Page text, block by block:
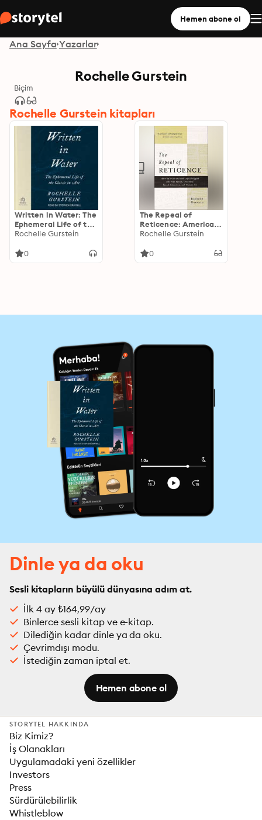
Hemen abone ol
Ana Sayfa Yazarlar
Rochelle Gurstein
Biçim
Rochelle Gurstein kitapları
Written in Water: The
Ephemeral Life of the
Classic in Art
Rochelle Gurstein
0
The Repeal of
Reticence: America's
Cultural and Legal
Speech, Obscenity,
Rochelle Gurstein
0
Dinle ya da oku
Sesli kitapların büyülü dünyasına adım at.
İlk 4 ay ₺164,99/ay
Binlerce sesli kitap ve e-kitap.
Dilediğin kadar dinle ya da oku.
Çevrimdışı modu.
İstediğin zaman iptal et.
Hemen abone ol
STORYTEL HAKKINDA
Biz Kimiz?
İş Olanakları
Uygulamadaki yeni özellikler
Investors
Press
Sürdürülebilirlik
Whistleblow